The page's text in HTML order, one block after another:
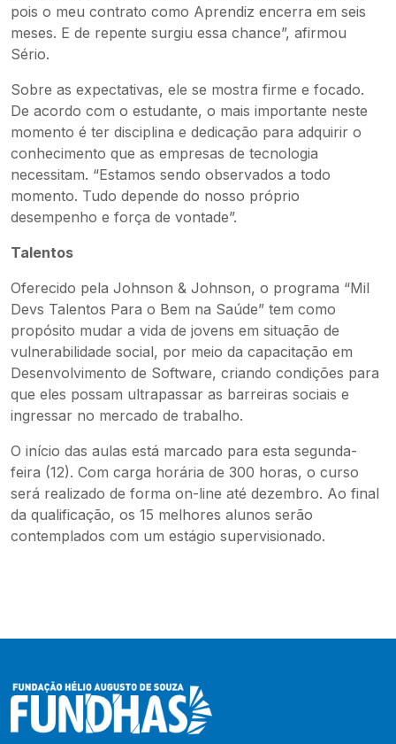
pois o meu contrato como Aprendiz encerra em seis
meses. E de repente surgiu essa chance”, afirmou
Sério.
Sobre as expectativas, ele se mostra firme e focado.
De acordo com o estudante, o mais importante neste
momento é ter disciplina e dedicação para adquirir o
conhecimento que as empresas de tecnologia
necessitam. “Estamos sendo observados a todo
momento. Tudo depende do nosso próprio
desempenho e força de vontade”.
Talentos
Oferecido pela Johnson & Johnson, o programa “Mil
Devs Talentos Para o Bem na Saúde” tem como
propósito mudar a vida de jovens em situação de
vulnerabilidade social, por meio da capacitação em
Desenvolvimento de Software, criando condições para
que eles possam ultrapassar as barreiras sociais e
ingressar no mercado de trabalho.
O início das aulas está marcado para esta segunda-
feira (12). Com carga horária de 300 horas, o curso
será realizado de forma on-line até dezembro. Ao final
da qualificação, os 15 melhores alunos serão
contemplados com um estágio supervisionado.